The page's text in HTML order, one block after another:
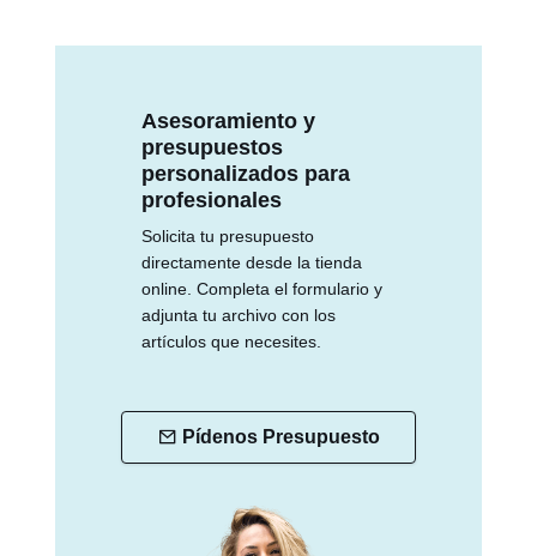
Asesoramiento y
presupuestos
personalizados para
profesionales
Solicita tu presupuesto
directamente desde la tienda
online. Completa el formulario y
adjunta tu archivo con los
artículos que necesites.
Pídenos Presupuesto